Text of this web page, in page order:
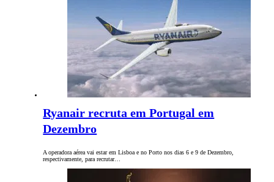
Ryanair recruta em Portugal em
Dezembro
A operadora aérea vai estar em Lisboa e no Porto nos dias 6 e 9 de Dezembro,
respectivamente, para recrutar…